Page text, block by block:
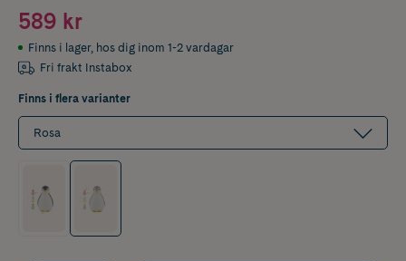
589 kr
Finns i lager, hos dig inom 1-2 vardagar
Fri frakt Instabox
Finns i flera varianter
Rosa